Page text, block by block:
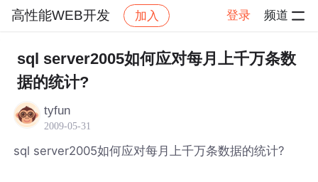
高性能WEB开发 加入 登录 频道
社区 高性能WEB开发 帖子详情
sql server2005如何应对每月上千万条数
据的统计?
tyfun
2009-05-31
sql server2005如何应对每月上千万条数据的统计?